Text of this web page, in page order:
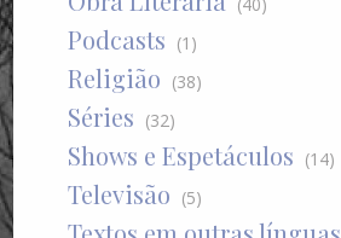
Podcasts (1)
Religião (38)
Séries (32)
Shows e Espetáculos (14)
Televisão (5)